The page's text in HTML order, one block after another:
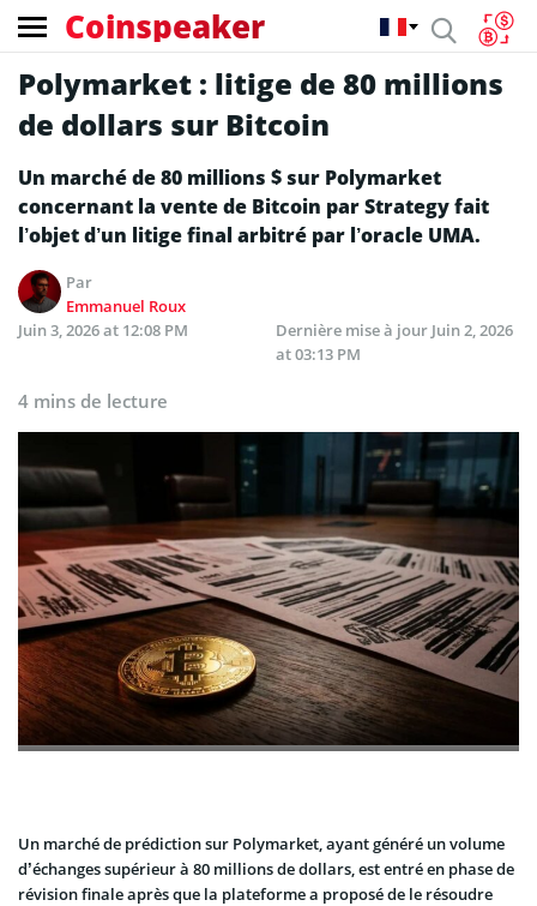
Coinspeaker
Polymarket : litige de 80 millions
de dollars sur Bitcoin
Un marché de 80 millions $ sur Polymarket
concernant la vente de Bitcoin par Strategy fait
l’objet d’un litige final arbitré par l’oracle UMA.
Par
Emmanuel Roux
Juin 3, 2026 at 12:08 PM
Dernière mise à jour Juin 2, 2026
at 03:13 PM
4 mins de lecture
Un marché de prédiction sur Polymarket, ayant généré un volume
d’échanges supérieur à 80 millions de dollars, est entré en phase de
révision finale après que la plateforme a proposé de le résoudre